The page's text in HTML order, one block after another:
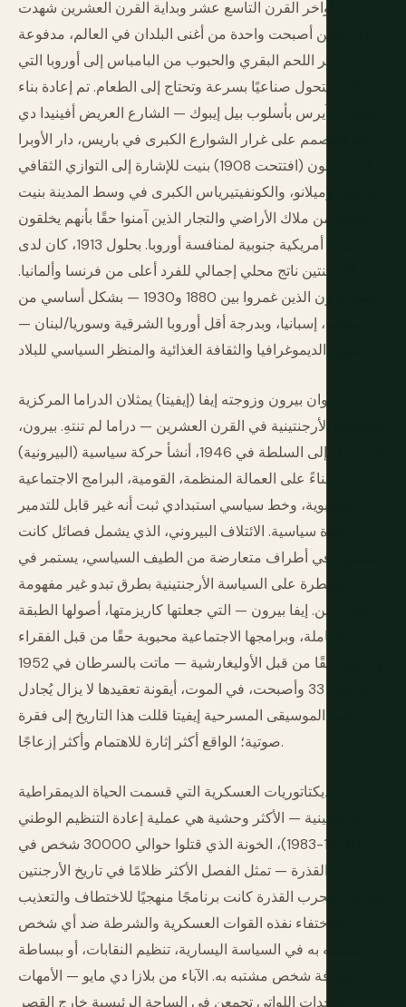
أواخر القرن التاسع عشر وبداية القرن العشرين شهدت
الأرجنتين أصبحت واحدة من أغنى البلدان في العالم، مدفوعة
بتصدير اللحم البقري والحبوب من البامباس إلى أوروبا التي
كانت تتحول صناعيًا بسرعة وتحتاج إلى الطعام. تم إعادة بناء
بوينوس آيرس بأسلوب بيل إيبوك — الشارع العريض أفينيدا دي
مايو المصمم على غرار الشوارع الكبرى في باريس، دار الأوبرا
تياترو كولون (افتتحت 1908) بنيت للإشارة إلى التوازي الثقافي
مع فيينا وميلانو، والكونفيتيرياس الكبرى في وسط المدينة بنيت
لطبقة من ملاك الأراضي والتجار الذين آمنوا حقًا بأنهم يخلقون
حضارة أمريكية جنوبية لمنافسة أوروبا. بحلول 1913، كان لدى
الأرجنتين ناتج محلي إجمالي للفرد أعلى من فرنسا وألمانيا.
المهاجرون الذين غمروا بين 1880 و1930 — بشكل أساسي من
إيطاليا، إسبانيا، وبدرجة أقل أوروبا الشرقية وسوريا/لبنان —
خوان بيرون وزوجته إيفا (إيفيتا) يمثلان الدراما المركزية
للسياسة الأرجنتينية في القرن العشرين — دراما لم تنتهِ. بيرون،
الذي جاء إلى السلطة في 1946، أنشأ حركة سياسية (البيرونية)
بناءً على العمالة المنظمة، القومية، البرامج الاجتماعية
الشعبوية، وخط سياسي استبدادي ثبت أنه غير قابل للتدمير
كقوة سياسية. الائتلاف البيروني، الذي يشمل فصائل كانت
ستكون في أطراف متعارضة من الطيف السياسي، يستمر في
السيطرة على السياسة الأرجنتينية بطرق تبدو غير مفهومة
للخارجيين. إيفا بيرون — التي جعلتها كاريزمتها، أصولها الطبقة
العاملة، وبرامجها الاجتماعية محبوبة حقًا من قبل الفقراء
ومخيفة حقًا من قبل الأوليغارشية — ماتت بالسرطان في 1952
في سن 33 وأصبحت، في الموت، أيقونة تعقيدها لا يزال يُجادل
عنه. الموسيقى المسرحية إيفيتا قللت هذا التاريخ إلى فقرة
صوتية؛ الواقع أكثر إثارة للاهتمام وأكثر إزعاجًا.
الديكتاتوريات العسكرية التي قسمت الحياة الديمقراطية
الأرجنتينية — الأكثر وحشية هي عملية إعادة التنظيم الوطني
(1976-1983)، الخونة الذي قتلوا حوالي 30000 شخص في
الحرب القذرة — تمثل الفصل الأكثر ظلامًا في تاريخ الأرجنتين
الحديث. الحرب القذرة كانت برنامجًا منهجيًا للاختطاف والتعذيب
والاختفاء نفذه القوات العسكرية والشرطة ضد أي شخص
مشتبه به في السياسة اليسارية، تنظيم النقابات، أو ببساطة
معرفة شخص مشتبه به. الآباء من بلازا دي مايو — الأمهات
والجدات اللواتي تجمعن في الساحة الرئيسية خارج القصر